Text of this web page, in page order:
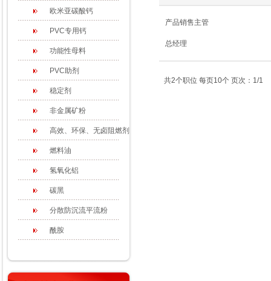
欧米亚碳酸钙
PVC专用钙
功能性母料
PVC助剂
稳定剂
非金属矿粉
高效、环保、无卤阻燃剂
燃料油
氢氧化铝
碳黑
分散防沉流平流粉
酰胺
产品销售主管
总经理
共2个职位 每页10个 页次：1/1